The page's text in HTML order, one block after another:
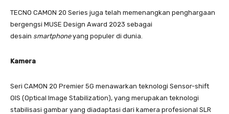
TECNO CAMON 20 Series juga telah memenangkan penghargaan
bergengsi MUSE Design Award 2023 sebagai
desain smartphoneyang populer di dunia.
Kamera
Seri CAMON 20 Premier 5G menawarkan teknologi Sensor-shift
OIS (Optical Image Stabilization), yang merupakan teknologi
stabilisasi gambar yang diadaptasi dari kamera profesional SLR